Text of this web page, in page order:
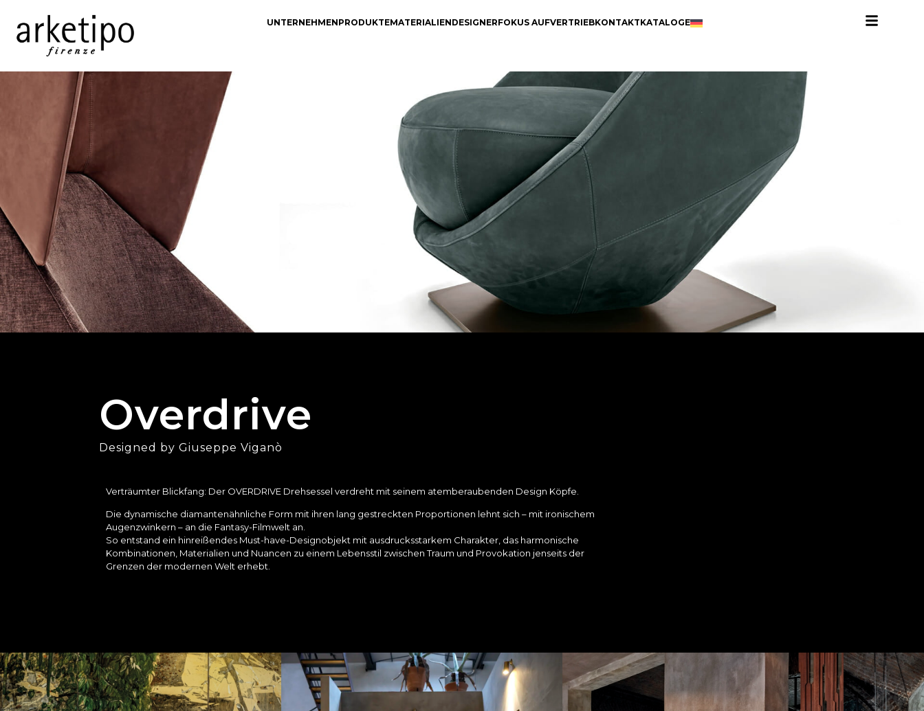
UNTERNEHMENPRODUKTEMATERIALIENDESIGNERFOKUS AUFVERTRIEBKONTAKTKATALOGE
Overdrive
Designed by Giuseppe Viganò
Verträumter Blickfang: Der OVERDRIVE Drehsessel verdreht mit seinem atemberaubenden Design Köpfe.
Die dynamische diamantenähnliche Form mit ihren lang gestreckten Proportionen lehnt sich – mit ironischem
Augenzwinkern – an die Fantasy-Filmwelt an.
So entstand ein hinreißendes Must-have-Designobjekt mit ausdrucksstarkem Charakter, das harmonische
Kombinationen, Materialien und Nuancen zu einem Lebensstil zwischen Traum und Provokation jenseits der
Grenzen der modernen Welt erhebt.